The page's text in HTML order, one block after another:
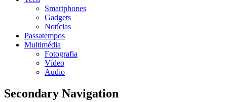
Smartphones
Gadgets
Notícias
Passatempos
Multimédia
Fotografia
Vídeo
Audio
Secondary Navigation